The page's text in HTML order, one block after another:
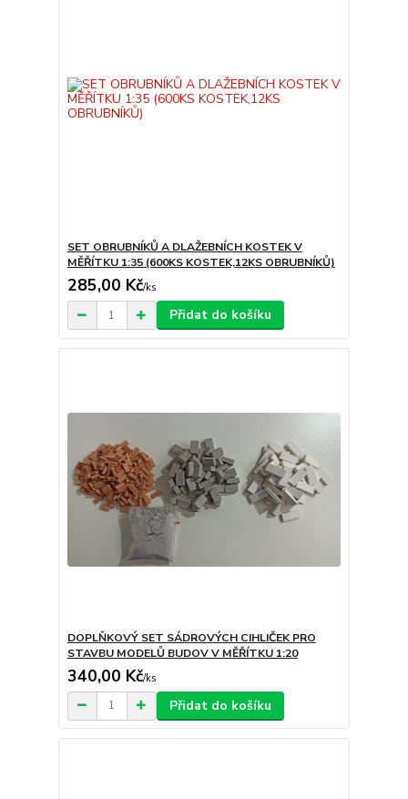
SET OBRUBNÍKŮ A DLAŽEBNÍCH KOSTEK V
MĚŘÍTKU 1:35 (600KS KOSTEK,12KS OBRUBNÍKŮ)
285,00 Kč/ks
Přidat do košíku
DOPLŇKOVÝ SET SÁDROVÝCH CIHLIČEK PRO
STAVBU MODELŮ BUDOV V MĚŘÍTKU 1:20
340,00 Kč/ks
Přidat do košíku